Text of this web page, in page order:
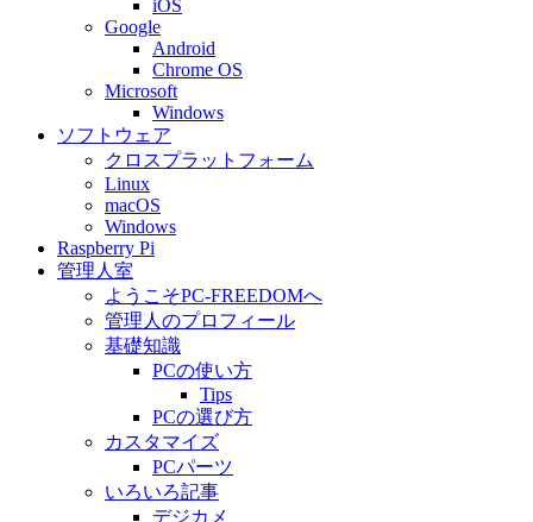
iOS
Google
Android
Chrome OS
Microsoft
Windows
ソフトウェア
クロスプラットフォーム
Linux
macOS
Windows
Raspberry Pi
管理人室
ようこそPC-FREEDOMへ
管理人のプロフィール
基礎知識
PCの使い方
Tips
PCの選び方
カスタマイズ
PCパーツ
いろいろ記事
デジカメ